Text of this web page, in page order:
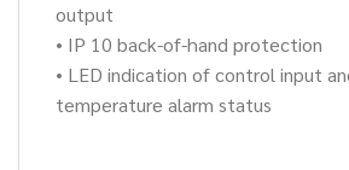
output
• IP 10 back-of-hand protection
• LED indication of control input
temperature alarm status